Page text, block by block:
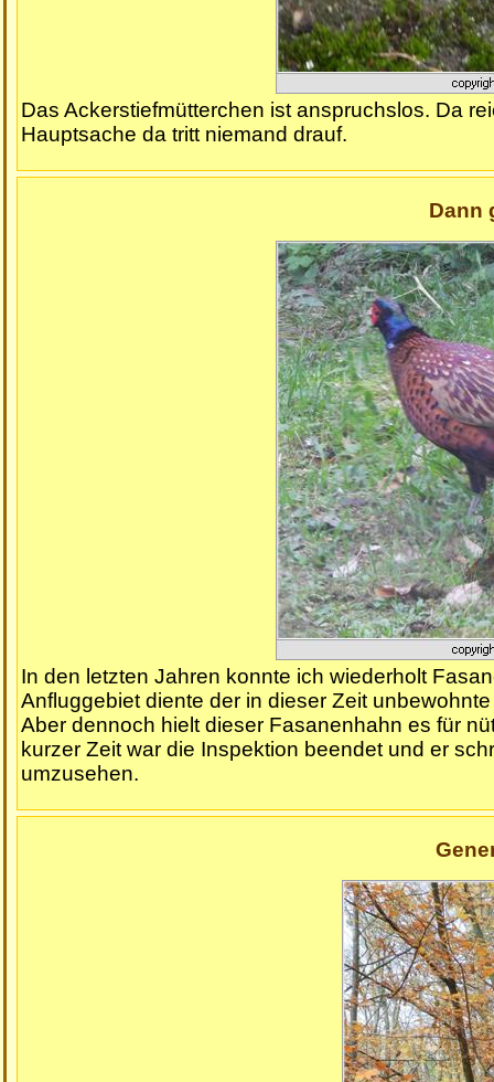
Das Ackerstiefmütterchen ist anspruchslos. Da
Hauptsache da tritt niemand drauf.
Dann
In den letzten Jahren konnte ich wiederholt
Anfluggebiet diente der in dieser Zeit
Aber dennoch hielt dieser Fasanenhahn es für
kurzer Zeit war die Inspektion beendet und er
umzusehen.